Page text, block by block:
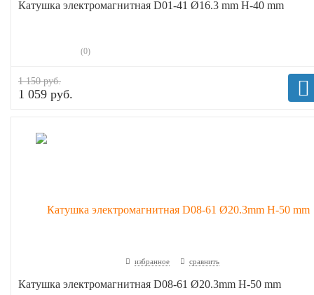
Катушка электромагнитная D01-41 Ø16.3 mm H-40 mm
(0)
1 150 руб.
1 059 руб.
избранное сравнить
Катушка электромагнитная D08-61 Ø20.3mm H-50 mm